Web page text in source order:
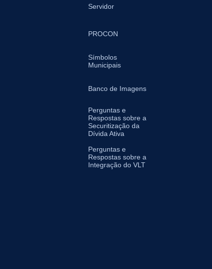
Servidor
PROCON
Símbolos
Municipais
Banco de Imagens
Perguntas e
Respostas sobre a
Securitização da
Dívida Ativa
Perguntas e
Respostas sobre a
Integração do VLT